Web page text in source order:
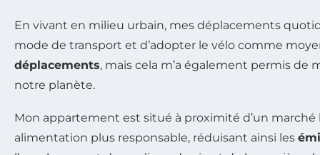
En vivant en milieu urbain, mes déplacements
mode de transport et d’adopter le vélo comme
déplacements, mais cela m’a également permis
notre planète.
Mon appartement est situé à proximité d’un marché
alimentation plus responsable, réduisant ainsi les